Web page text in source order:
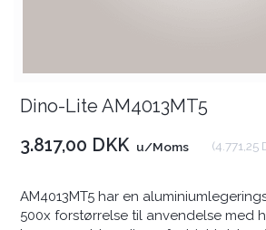
Dino-Lite AM4013MT5
AM4013MT5 har en
500x forstørrelse til anvendelse med
3.817,00 DKK u/Moms (4.771,25